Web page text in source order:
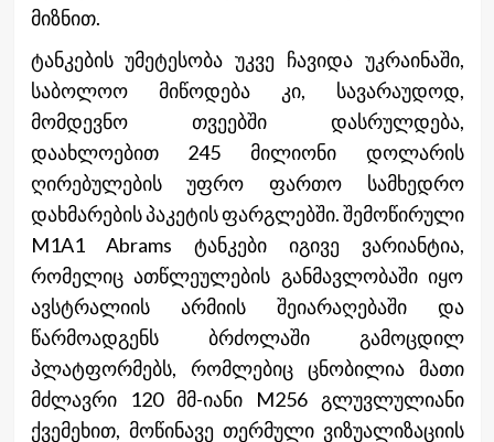
მიზნით.
ტანკების უმეტესობა უკვე ჩავიდა უკრაინაში,
საბოლოო მიწოდება კი, სავარაუდოდ,
მომდევნო თვეებში დასრულდება,
დაახლოებით 245 მილიონი დოლარის
ღირებულების უფრო ფართო სამხედრო
დახმარების პაკეტის ფარგლებში. შემოწირული
M1A1 Abrams ტანკები იგივე ვარიანტია,
რომელიც ათწლეულების განმავლობაში იყო
ავსტრალიის არმიის შეიარაღებაში და
წარმოადგენს ბრძოლაში გამოცდილ
პლატფორმებს, რომლებიც ცნობილია მათი
მძლავრი 120 მმ-იანი M256 გლუვლულიანი
ქვემეხით, მოწინავე თერმული ვიზუალიზაციის